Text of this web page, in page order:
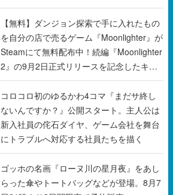
Steamにて無料配布中！続編『Moonlighter
2』の9月2日正式リリースを記念したキャ
ンペーン
コロコロ初のゆるかわ4コマ『まだサ終し
ないんですか？』公開スタート。主人公は
新入社員の侘石ダイヤ、ゲーム会社を舞台
にトラブルへ対応する社員たちを描く
ゴッホの名画『ローヌ川の星月夜』をあし
らった傘やトートバッグなどが登場。8月7
日21時より2日間限定で予約販売